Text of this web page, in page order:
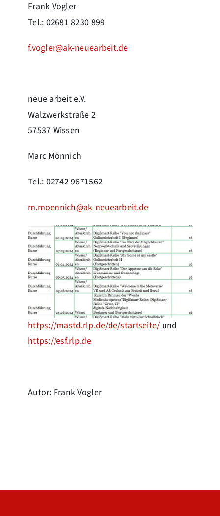
Frank Vogler
Tel.: 02681 8230 899
f.vogler@ak-neuearbeit.de
neue arbeit e.V.
Walzwerkstraße 2
57537 Wissen
Marc Mönnich
Tel.: 02742 9671562
m.moennich@ak-neuearbeit.de
https://mastd.rlp.de/de/startseite/ und
https://esf.rlp.de
Autor: Frank Vogler